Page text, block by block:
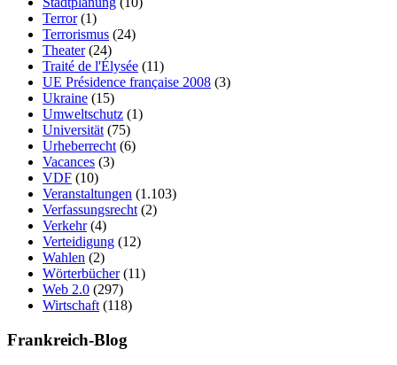
Terror(1)
Terrorismus (24)
Theater(24)
Traité de l'Élysée (11)
UE Présidence française 2008 (3)
Ukraine (15)
Umweltschutz (1)
Universität (75)
Urheberrecht (6)
Vacances (3)
VDF (10)
Veranstaltungen (1.103)
Verfassungsrecht (2)
Verkehr(4)
Verteidigung (12)
Wahlen (2)
Wörterbücher(11)
Web 2.0 (297)
Wirtschaft (118)
Frankreich-Blog